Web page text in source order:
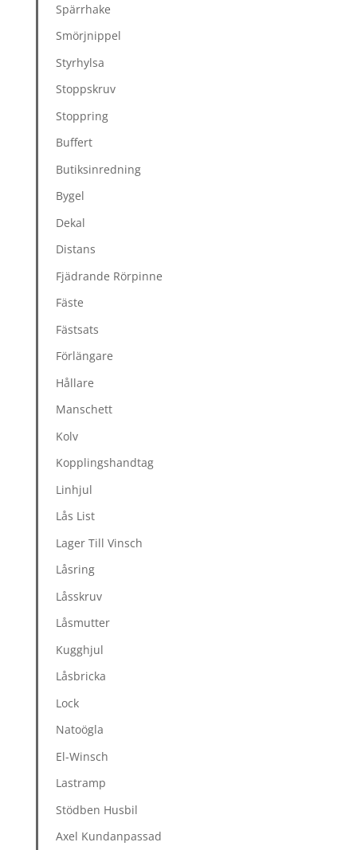
Spärrhake
Smörjnippel
Styrhylsa
Stoppskruv
Stoppring
Buffert
Butiksinredning
Bygel
Dekal
Distans
Fjädrande Rörpinne
Fäste
Fästsats
Förlängare
Hållare
Manschett
Kolv
Kopplingshandtag
Linhjul
Lås List
Lager Till Vinsch
Låsring
Låsskruv
Låsmutter
Kugghjul
Låsbricka
Lock
Natoögla
El-Winsch
Lastramp
Stödben Husbil
Axel Kundanpassad